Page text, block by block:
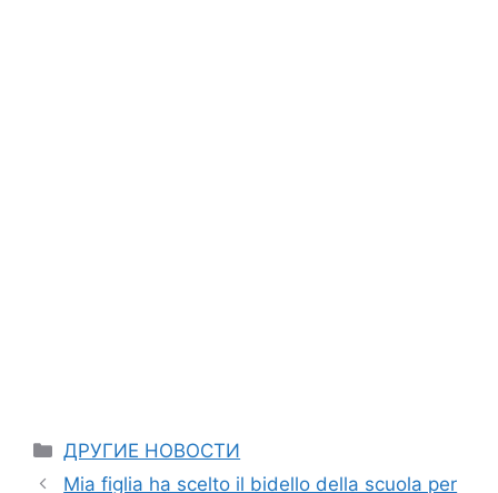
Categories
ДРУГИЕ НОВОСТИ
Mia figlia ha scelto il bidello della scuola per